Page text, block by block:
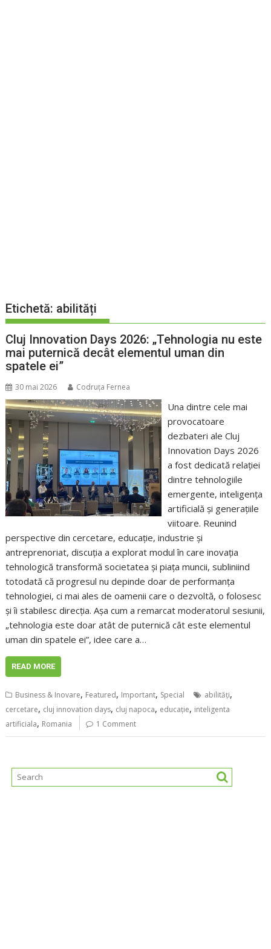
Etichetă: abilități
Cluj Innovation Days 2026: „Tehnologia nu este
mai puternică decât elementul uman din
spatele ei”
30 mai 2026 Codruța Fernea
Una dintre cele mai
provocatoare
dezbateri ale Cluj
Innovation Days 2026
a fost dedicată relației
dintre tehnologiile
emergente, inteligența
artificială și generațiile
viitoare. Reunind
perspective din cercetare, educație, industrie și
antreprenoriat, discuția a explorat modul în care inovația
tehnologică transformă societatea și piața muncii, subliniind
totodată că progresul nu depinde doar de performanța
tehnologiei, ci mai ales de oamenii care o dezvoltă, o folosesc
și îi stabilesc direcția. Așa cum a remarcat moderatorul sesiunii,
„tehnologia este doar atât de puternică cât este elementul
uman din spatele ei”, idee care a…
READ MORE
Business & Inovare, Featured, Important, Special abilități,
cercetare, cluj innovation days, cluj napoca, educaţie, inteligenta
artificiala, Romania 1 Comment